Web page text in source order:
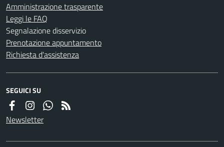
Amministrazione trasparente
Leggi le FAQ
Segnalazione disservizio
Prenotazione appuntamento
Richiesta d'assistenza
SEGUICI SU
Newsletter